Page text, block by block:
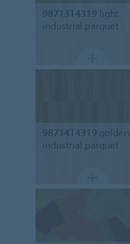
98713T4319 light
industrial parquet
98714T4319 golden
industrial parquet